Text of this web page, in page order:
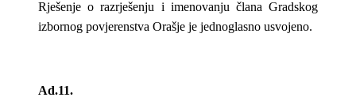
Rješenje o razrješenju i imenovanju člana Gradskog
izbornog povjerenstva Orašje je jednoglasno usvojeno.
Ad.11.